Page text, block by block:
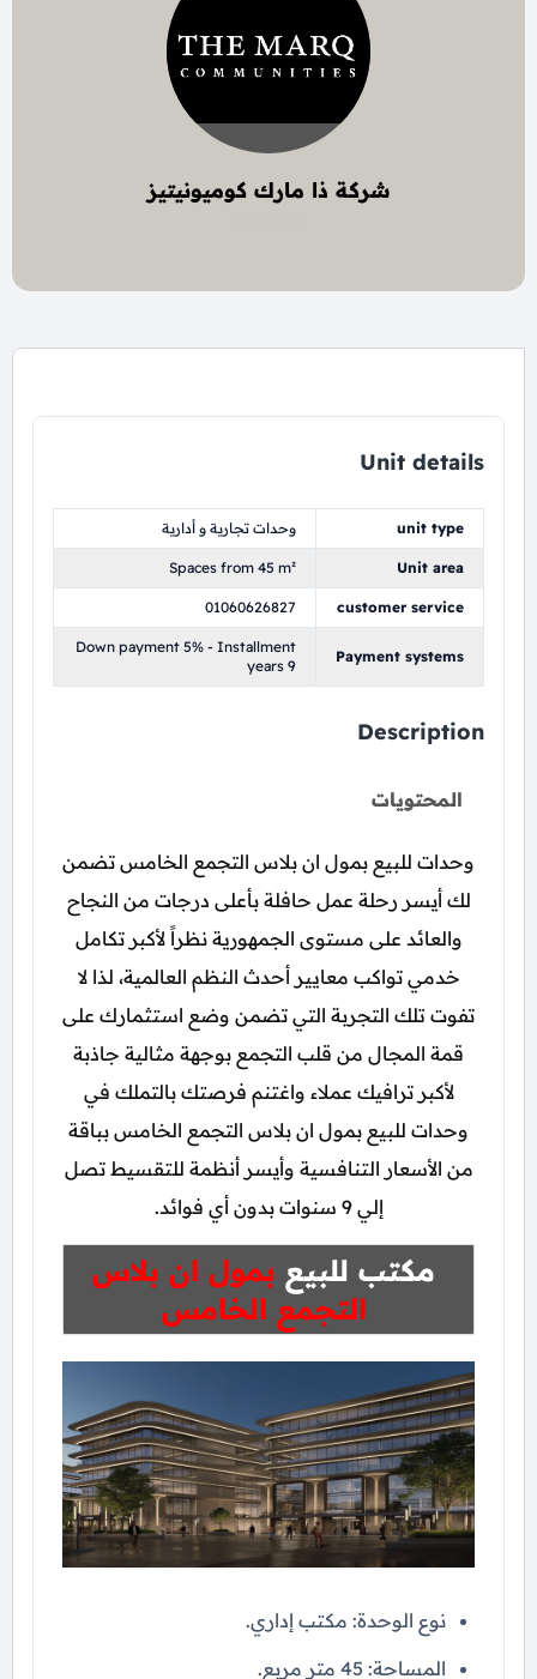
شركة ذا مارك كوميونيتيز
Unit details
unit type وحدات تجارية و أدارية
Unit area
Spaces from 45 m²
customer service
01060626827
Payment systems
Down payment 5% - Installment
years 9
Description
المحتويات
وحدات للبيع بمول ان بلاس التجمع الخامس تضمن
لك أيسر رحلة عمل حافلة بأعلى درجات من النجاح
والعائد على مستوى الجمهورية نظراً لأكبر تكامل
خدمي تواكب معايير أحدث النظم العالمية، لذا لا
تفوت تلك التجربة التي تضمن وضع استثمارك على
قمة المجال من قلب التجمع بوجهة مثالية جاذبة
لأكبر ترافيك عملاء واغتنم فرصتك بالتملك في
وحدات للبيع بمول ان بلاس التجمع الخامس بباقة
من الأسعار التنافسية وأيسر أنظمة للتقسيط تصل
إلي 9 سنوات بدون أي فوائد.
مكتب للبيع بمول ان بلاس
التجمع الخامس
نوع الوحدة: مكتب إداري.
المساحة: 45 متر مربع.